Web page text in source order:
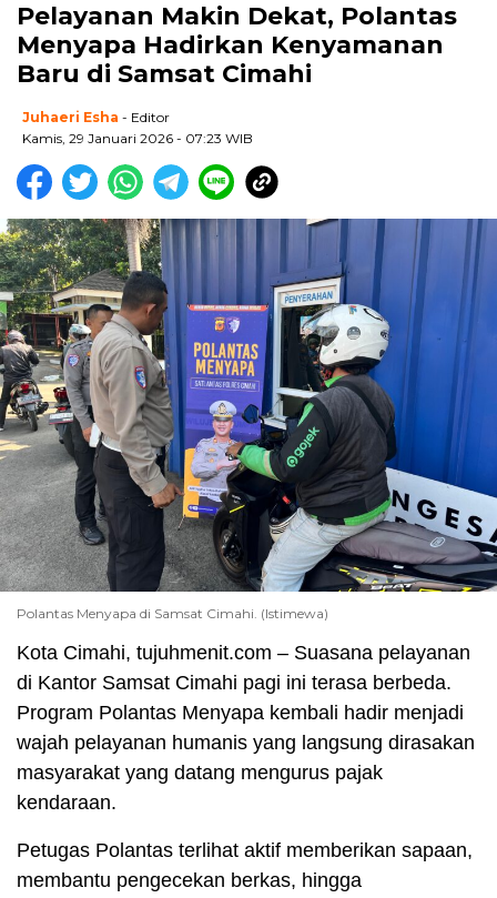
Pelayanan Makin Dekat, Polantas
Menyapa Hadirkan Kenyamanan
Baru di Samsat Cimahi
Juhaeri Esha - Editor
Kamis, 29 Januari 2026 - 07:23 WIB
Polantas Menyapa di Samsat Cimahi. (Istimewa)
Kota Cimahi, tujuhmenit.com – Suasana pelayanan
di Kantor Samsat Cimahi pagi ini terasa berbeda.
Program Polantas Menyapa kembali hadir menjadi
wajah pelayanan humanis yang langsung dirasakan
masyarakat yang datang mengurus pajak
kendaraan.
Petugas Polantas terlihat aktif memberikan sapaan,
membantu pengecekan berkas, hingga